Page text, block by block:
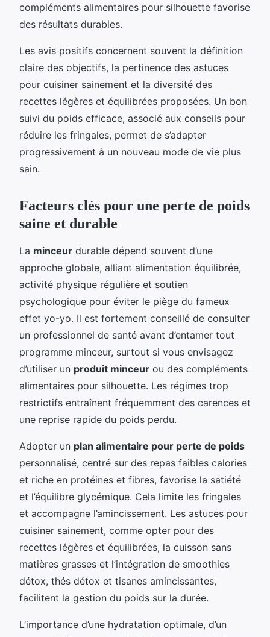
compléments alimentaires pour silhouette favorise
des résultats durables.
Les avis positifs concernent souvent la définition
claire des objectifs, la pertinence des astuces
pour cuisiner sainement et la diversité des
recettes légères et équilibrées proposées. Un bon
suivi du poids efficace, associé aux conseils pour
réduire les fringales, permet de s’adapter
progressivement à un nouveau mode de vie plus
sain.
Facteurs clés pour une perte de poids
saine et durable
La minceur durable dépend souvent d’une
approche globale, alliant alimentation équilibrée,
activité physique régulière et soutien
psychologique pour éviter le piège du fameux
effet yo-yo. Il est fortement conseillé de consulter
un professionnel de santé avant d’entamer tout
programme minceur, surtout si vous envisagez
d’utiliser un produit minceur ou des compléments
alimentaires pour silhouette. Les régimes trop
restrictifs entraînent fréquemment des carences et
une reprise rapide du poids perdu.
Adopter un plan alimentaire pour perte de poids
personnalisé, centré sur des repas faibles calories
et riche en protéines et fibres, favorise la satiété
et l’équilibre glycémique. Cela limite les fringales
et accompagne l’amincissement. Les astuces pour
cuisiner sainement, comme opter pour des
recettes légères et équilibrées, la cuisson sans
matières grasses et l’intégration de smoothies
détox, thés détox et tisanes amincissantes,
facilitent la gestion du poids sur la durée.
L’importance d’une hydratation optimale, d’un